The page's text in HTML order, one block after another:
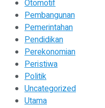
Otomotif
Pembangunan
Pemerintahan
Pendidikan
Perekonomian
Peristiwa
Politik
Uncategorized
Utama